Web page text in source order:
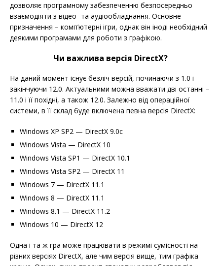
дозволяє програмному забезпеченню безпосередньо
взаємодіяти з відео- та аудіообладнання. Основне
призначення – комп’ютерні ігри, однак він іноді необхідний
деякими програмами для роботи з графікою.
Чи важлива версія DirectX?
На даний момент існує безліч версій, починаючи з 1.0 і
закінчуючи 12.0. Актуальними можна вважати дві останні –
11.0 і її похідні, а також 12.0. Залежно від операційної
системи, в її склад буде включена певна версія DirectX:
Windows XP SP2 — DirectX 9.0c
Windows Vista — DirectX 10
Windows Vista SP1 — DirectX 10.1
Windows Vista SP2 — DirectX 11
Windows 7 — DirectX 11.1
Windows 8 — DirectX 11.1
Windows 8.1 — DirectX 11.2
Windows 10 — DirectX 12
Одна і та ж гра може працювати в режимі сумісності на
різних версіях DirectX, але чим версія вище, тим графіка